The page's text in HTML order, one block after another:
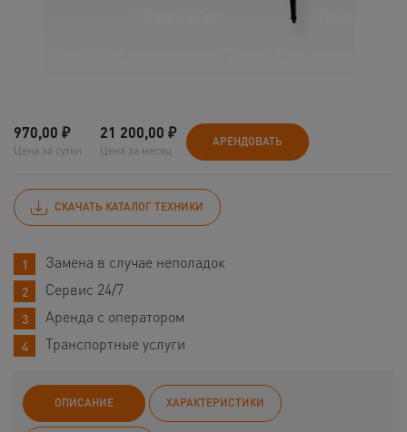
970,00 ₽
Цена за сутки
21 200,00 ₽
Цена за месяц
АРЕНДОВАТЬ
СКАЧАТЬ КАТАЛОГ ТЕХНИКИ
Замена в случае неполадок
Сервис 24/7
Аренда с оператором
Транспортные услуги
ОПИСАНИЕ ХАРАКТЕРИСТИКИ